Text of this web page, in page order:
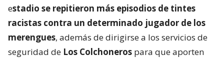
estadio se repitieron más episodios de tintes
racistas contra un determinado jugador de los
merengues, además de dirigirse a los servicios de
seguridad de Los Colchoneros para que aporten